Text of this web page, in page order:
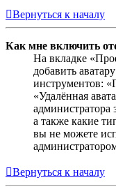
Вернуться к началу
Как мне включить
На вкладке
добавить
инструментов:
«Удалённая
администратора
а также какие
вы не можете
Вернуться к началу